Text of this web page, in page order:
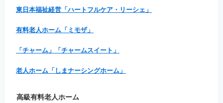
東日本福祉経営「ハートフルケア・リーシェ」
有料老人ホーム「ミモザ」
「チャーム」「チャームスイート」
老人ホーム「しまナーシングホーム」
高級有料老人ホーム